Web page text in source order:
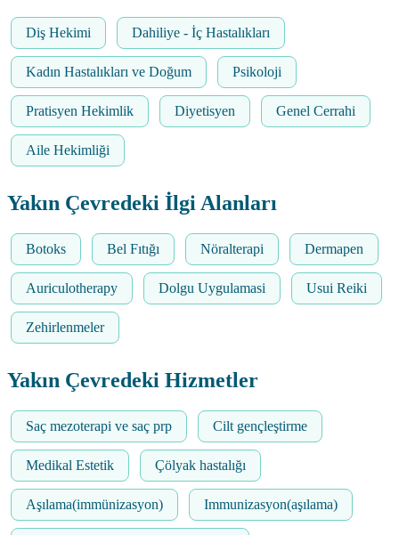
Diş Hekimi Dahiliye - İç Hastalıkları
Kadın Hastalıkları ve Doğum Psikoloji
Pratisyen Hekimlik Diyetisyen Genel Cerrahi
Aile Hekimliği
Yakın Çevredeki İlgi Alanları
Botoks Bel Fıtığı Nöralterapi Dermapen
Auriculotherapy Dolgu Uygulamasi Usui Reiki
Zehirlenmeler
Yakın Çevredeki Hizmetler
Saç mezoterapi ve saç prp Cilt gençleştirme
Medikal Estetik Çölyak hastalığı
Aşılama(immünizasyon) Immunizasyon(aşılama)